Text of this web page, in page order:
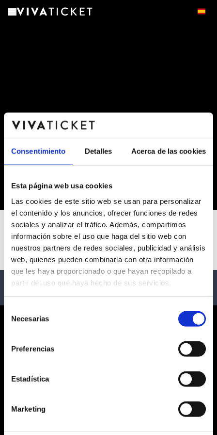
Consentimiento Detalles Acerca de las cookies
Esta página web usa cookies
Las cookies de este sitio web se usan para personalizar
el contenido y los anuncios, ofrecer funciones de redes
sociales y analizar el tráfico. Además, compartimos
información sobre el uso que haga del sitio web con
nuestros partners de redes sociales, publicidad y análisis
web, quienes pueden combinarla con otra información
que les haya proporcionado o que hayan recopilado a
partir del uso que haya hecho de sus servicios.
Necesarias
Preferencias
Estadística
Marketing
No hay eventos disponibles
¿QUIÉNES SOMOS?
AVISO LEGAL
POLÍTICA DE COOKIES
SERVICIO AL CLIENTE